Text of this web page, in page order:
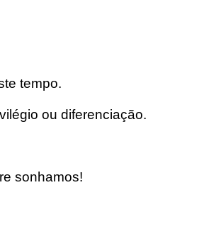
tempo.
ou diferenciação.
sonhamos!